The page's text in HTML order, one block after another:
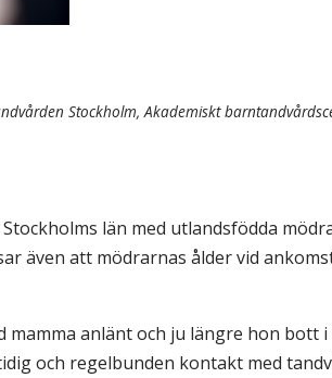
Stockholm, Akademiskt
län med utlandsfödda
även att mödrarnas ålder vid
anlänt och ju längre hon bott
och regelbunden kontakt med